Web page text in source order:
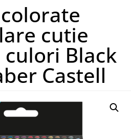
cutie
Black
Castell